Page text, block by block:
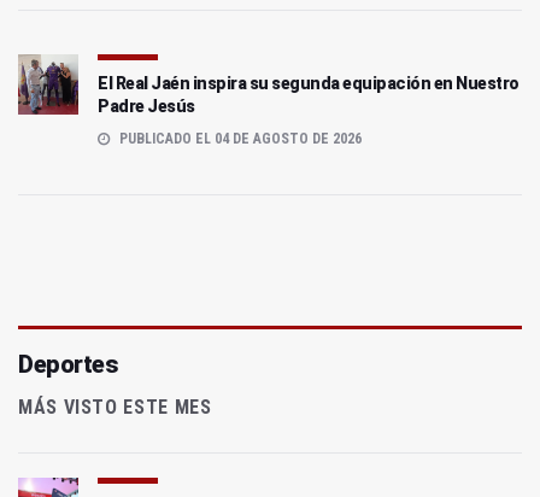
El Real Jaén inspira su segunda equipación en Nuestro
Padre Jesús
PUBLICADO EL 04 DE AGOSTO DE 2026
Deportes
MÁS VISTO ESTE MES